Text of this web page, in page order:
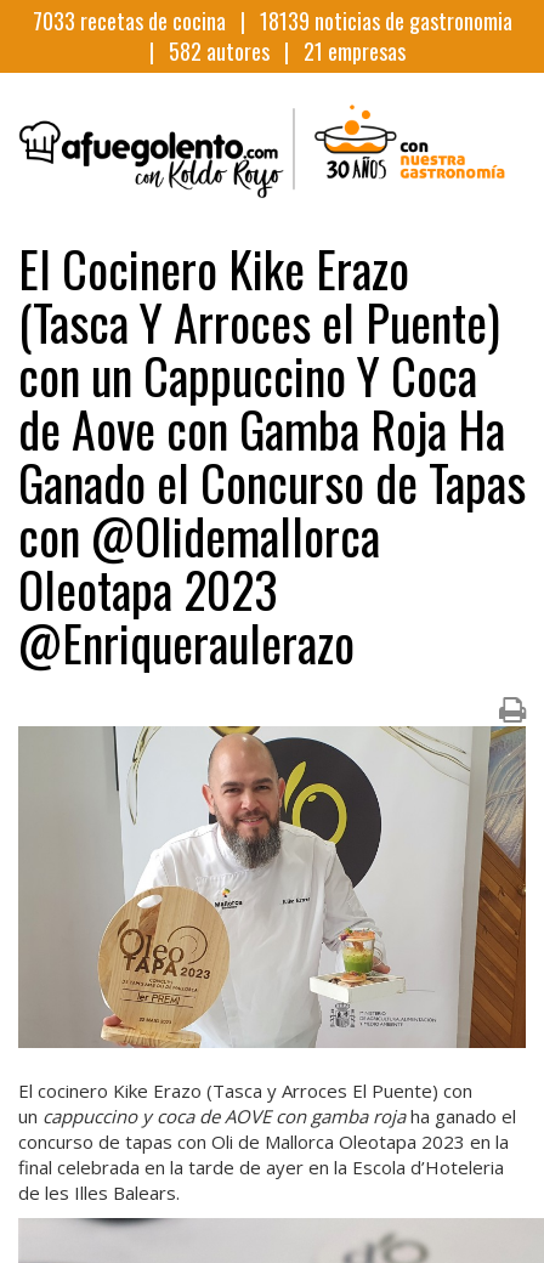
7033 recetas de cocina | 18139 noticias de gastronomia
| 582 autores | 21 empresas
El Cocinero Kike Erazo
(Tasca Y Arroces el Puente)
con un Cappuccino Y Coca
de Aove con Gamba Roja Ha
Ganado el Concurso de Tapas
con @Olidemallorca
Oleotapa 2023
@Enriqueraulerazo
El cocinero Kike Erazo (Tasca y Arroces El Puente) con
un cappuccino y coca de AOVE con gamba rojaha ganado el
concurso de tapas con Oli de Mallorca Oleotapa 2023 en la
final celebrada en la tarde de ayer en la Escola d’Hoteleria
de les Illes Balears.